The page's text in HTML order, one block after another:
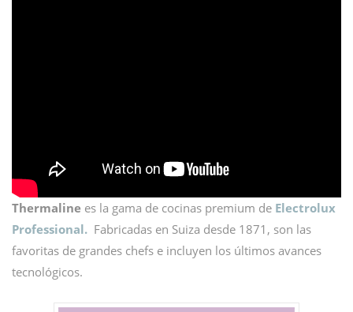
Thermaline es la gama de cocinas premium de Electrolux
Professional. Fabricadas en Suiza desde 1871, son las
favoritas de grandes chefs e incluyen los últimos avances
tecnológicos.